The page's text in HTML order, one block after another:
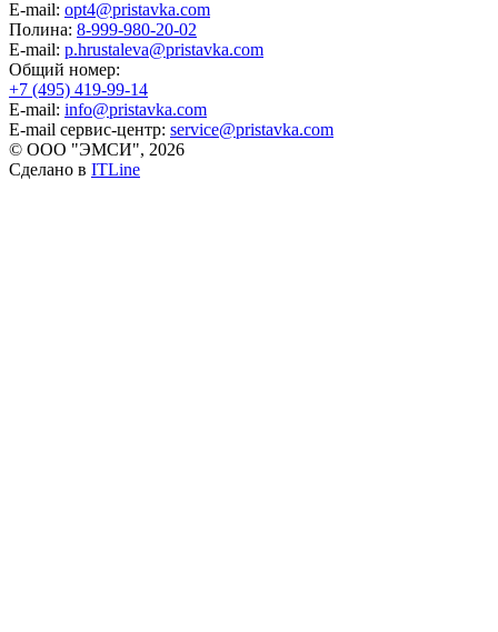
E-mail: opt4@pristavka.com
Полина: 8-999-980-20-02
E-mail: p.hrustaleva@pristavka.com
Общий номер:
+7 (495) 419-99-14
E-mail: info@pristavka.com
E-mail сервис-центр: service@pristavka.com
© ООО "ЭМСИ", 2026
Сделано в ITLine